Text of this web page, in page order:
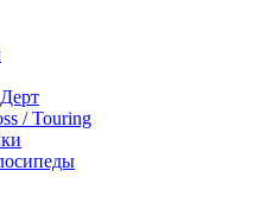
/ Touring